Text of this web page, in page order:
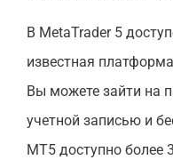
В MetaTrader 5
известная
Вы можете зайти на
учетной записью и
МТ5 доступно более